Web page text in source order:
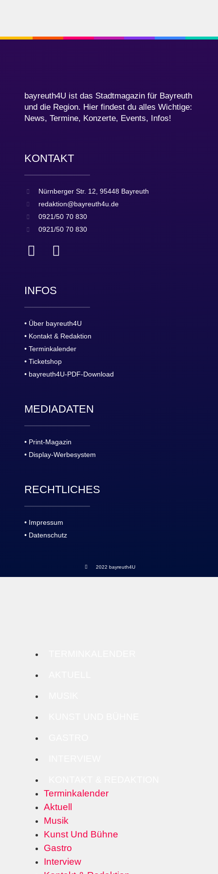
bayreuth4U ist das Stadtmagazin für Bayreuth
und die Region. Hier findest du alles Wichtige:
News, Termine, Konzerte, Events, Infos!
KONTAKT
Nürnberger Str. 12, 95448 Bayreuth
redaktion@bayreuth4u.de
0921/50 70 830
0921/50 70 830
INFOS
• Über bayreuth4U
• Kontakt & Redaktion
• Terminkalender
• Ticketshop
• bayreuth4U-PDF-Download
MEDIADATEN
• Print-Magazin
• Display-Werbesystem
RECHTLICHES
• Impressum
• Datenschutz
2022 bayreuth4U
Terminkalender
Aktuell
Musik
Kunst Und Bühne
Gastro
Interview